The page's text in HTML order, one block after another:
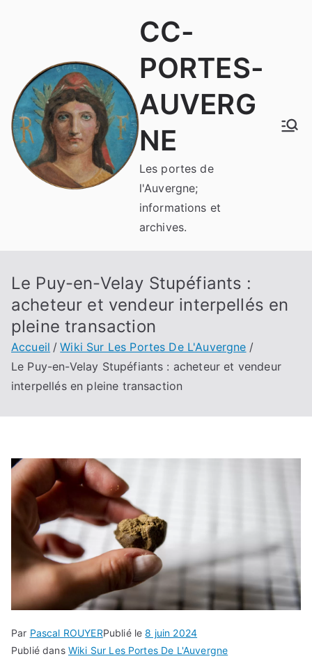
CC-
PORTES-
AUVERG
NE
Les portes de
l'Auvergne;
informations et
archives.
Le Puy-en-Velay Stupéfiants :
acheteur et vendeur interpellés en
pleine transaction
Accueil
Wiki Sur Les Portes De L'Auvergne
Le Puy-en-Velay Stupéfiants : acheteur et vendeur
interpellés en pleine transaction
Par Pascal ROUYERPublié le8 juin 2024
Publié dans Wiki Sur Les Portes De L'Auvergne